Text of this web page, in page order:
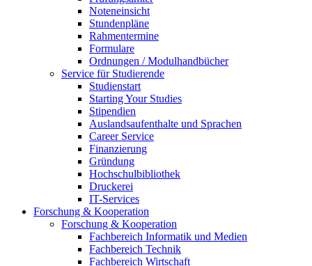
Noteneinsicht
Stundenpläne
Rahmentermine
Formulare
Ordnungen / Modulhandbücher
Service für Studierende
Studienstart
Starting Your Studies
Stipendien
Auslandsaufenthalte und Sprachen
Career Service
Finanzierung
Gründung
Hochschulbibliothek
Druckerei
IT-Services
Forschung & Kooperation
Forschung & Kooperation
Fachbereich Informatik und Medien
Fachbereich Technik
Fachbereich Wirtschaft